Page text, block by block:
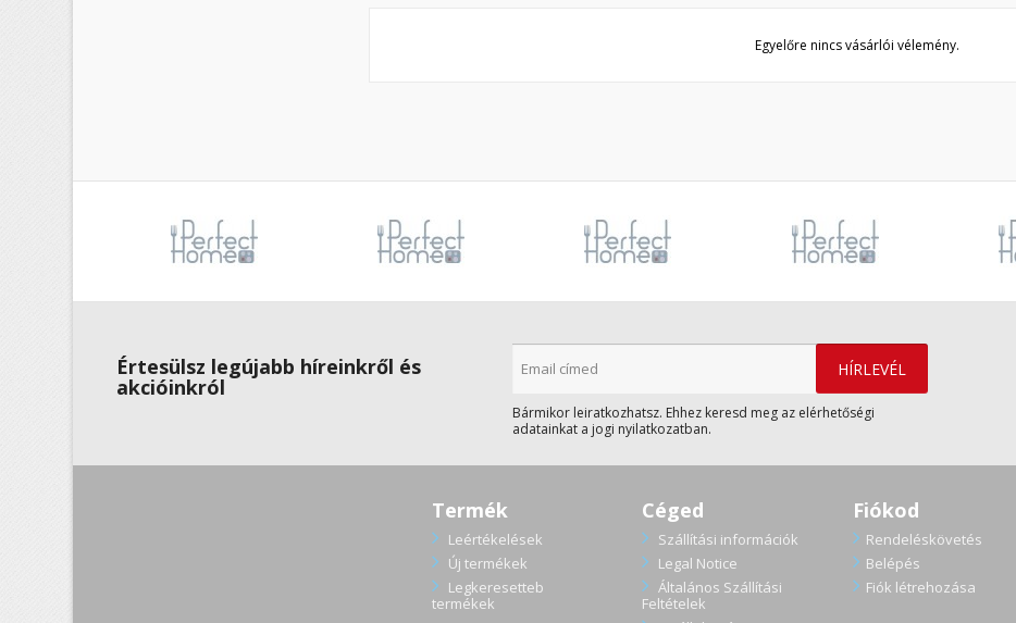
Egyelőre nincs vásárlói vélemény.
Értesülsz legújabb híreinkről és
akcióinkról
Bármikor leiratkozhatsz. Ehhez keresd meg az elérhetőségi
adatainkat a jogi nyilatkozatban.
Termék
Leértékelések
Új termékek
Legkeresetteb
termékek
Céged
Szállítási információk
Legal Notice
Általános Szállítási
Feltételek
Fiókod
Rendeléskövetés
Belépés
Fiók létrehozása